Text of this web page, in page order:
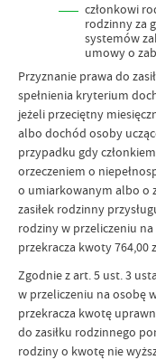
członkowi
rodzinny za
systemów
umowy o
Przyznanie prawa do
spełnienia kryterium
jeżeli przeciętny
albo dochód osoby
przypadku gdy
orzeczeniem o
o umiarkowanym albo o
zasiłek rodzinny
rodziny w przeliczeniu
przekracza kwoty 764,00
Zgodnie z art. 5 ust. 3
w przeliczeniu na osobę
przekracza kwotę
do zasiłku rodzinnego
rodziny o kwotę nie